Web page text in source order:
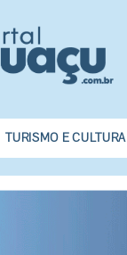
TURISMO E CULTURA